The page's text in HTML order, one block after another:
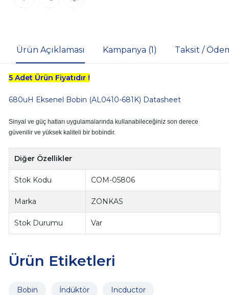
Ürün Açıklaması Kampanya (1) Taksit /
5 Adet Ürün Fiyatıdır !
680uH Eksenel Bobin (AL0410-681K) Datasheet
Sinyal ve güç hatları uygulamalarında kullanabileceğiniz son derece
güvenilir ve yüksek kaliteli bir bobindir.
Diğer Özellikler
Stok Kodu COM-05806
Marka ZONKAS
Stok Durumu Var
Ürün Etiketleri
Bobin İndüktör Incductor